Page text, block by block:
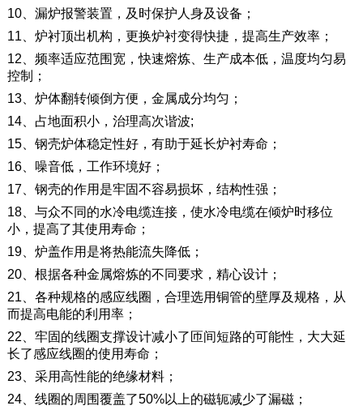
10、漏炉报警装置，及时保护人身及设备；
11、炉衬顶出机构，更换炉衬变得快捷，提高生产效率；
12、频率适应范围宽，快速熔炼、生产成本低，温度均匀易
控制；
13、炉体翻转倾倒方便，金属成分均匀；
14、占地面积小，治理高次谐波;
15、钢壳炉体稳定性好，有助于延长炉衬寿命；
16、噪音低，工作环境好；
17、钢壳的作用是牢固不容易损坏，结构性强；
18、与众不同的水冷电缆连接，使水冷电缆在倾炉时移位
小，提高了其使用寿命；
19、炉盖作用是将热能流失降低；
20、根据各种金属熔炼的不同要求，精心设计；
21、各种规格的感应线圈，合理选用铜管的壁厚及规格，从
而提高电能的利用率；
22、牢固的线圈支撑设计减小了匝间短路的可能性，大大延
长了感应线圈的使用寿命；
23、采用高性能的绝缘材料；
24、线圈的周围覆盖了50%以上的磁轭减少了漏磁；